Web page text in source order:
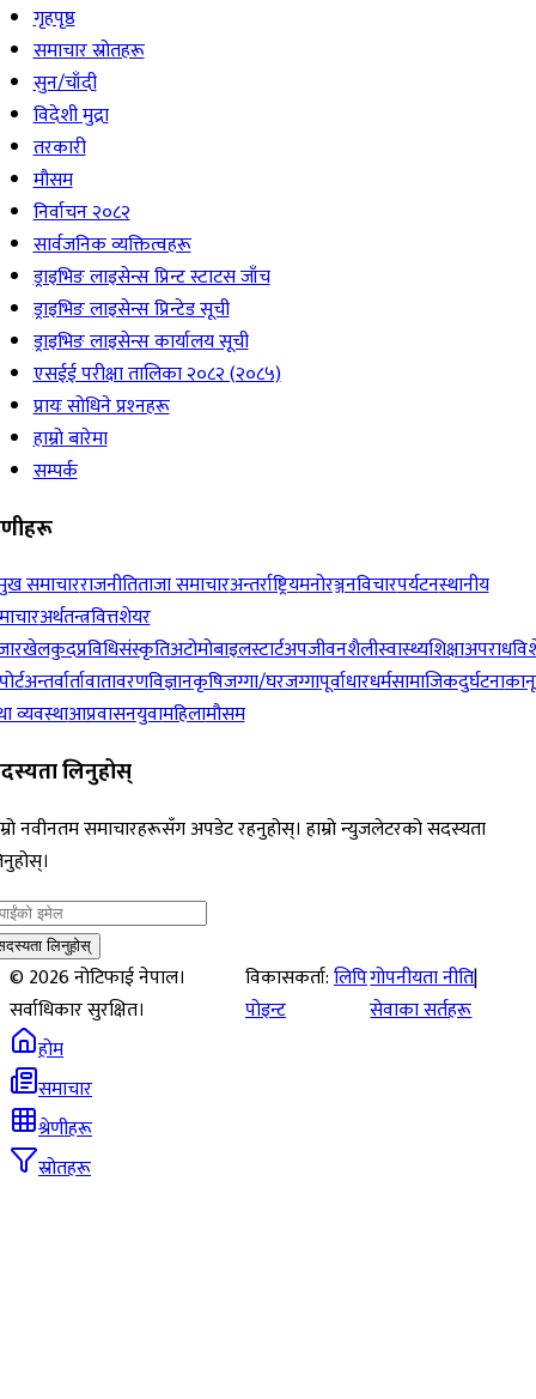
गृहपृष्ठ
समाचार स्रोतहरू
सुन/चाँदी
विदेशी मुद्रा
तरकारी
मौसम
निर्वाचन २०८२
सार्वजनिक व्यक्तित्वहरू
ड्राइभिङ लाइसेन्स प्रिन्ट स्टाटस जाँच
ड्राइभिङ लाइसेन्स प्रिन्टेड सूची
ड्राइभिङ लाइसेन्स कार्यालय सूची
एसईई परीक्षा तालिका २०८२ (२०८५)
प्रायः सोधिने प्रश्‍नहरू
हाम्रो बारेमा
सम्पर्क
समाचारराजनीतिताजा समाचारअन्तर्राष्ट्रियमनोरञ्जनविचारपर्यटनस्थानीय
अर्थतन्त्रवित्तशेयर
खेलकुदप्रविधिसंस्कृतिअटोमोबाइलस्टार्टअपजीवनशैलीस्वास्थ्यशिक्षाअपराध
अन्तर्वार्तावातावरणविज्ञानकृषिजग्गा/घरजग्गापूर्वाधारधर्मसामाजिकदुर्घटना
व्यवस्थाआप्रवासनयुवामहिलामौसम
लिनुहोस्
नवीनतम समाचारहरूसँग अपडेट रहनुहोस्। हाम्रो न्युजलेटरको सदस्यता
लिनुहोस्
©2026नोटिफाई नेपाल।
सर्वाधिकार सुरक्षित।
विकासकर्ता:लिपि
पोइन्ट
गोपनीयता नीति|
सेवाका सर्तहरू
होम
समाचार
श्रेणीहरू
स्रोतहरू